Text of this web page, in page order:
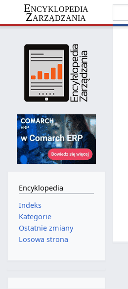
Encyklopedia
Zarządzania
Encyklopedia
Indeks
Kategorie
Ostatnie zmiany
Losowa strona